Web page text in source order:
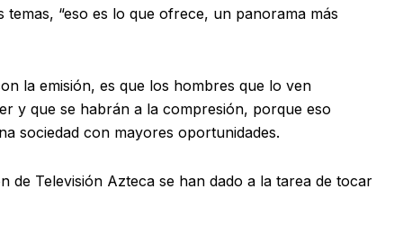
“eso es lo que ofrece, un panorama más
la emisión, es que los hombres que lo ven
y que se habrán a la compresión, porque eso
sociedad con mayores oportunidades.
de Televisión Azteca se han dado a la tarea de tocar